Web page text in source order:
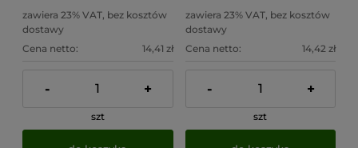
zawiera 23% VAT, bez kosztów
dostawy
Cena netto:
14,41 zł
- +
szt
zawiera 23% VAT, bez kosztów
dostawy
Cena netto:
14,42 zł
- +
szt